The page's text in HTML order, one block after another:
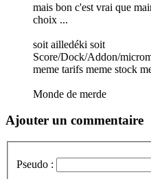
mais bon c'est vrai que
choix ...
soit ailledéki soit
Score/Dock/Addon/
meme tarifs meme stock
Monde de merde
Ajouter un commentaire
Pseudo :